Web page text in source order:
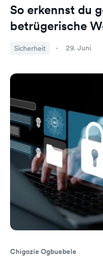
So erkennst du
betrügerische
Sicherheit 29. Juni
Chigozie Ogbuebele